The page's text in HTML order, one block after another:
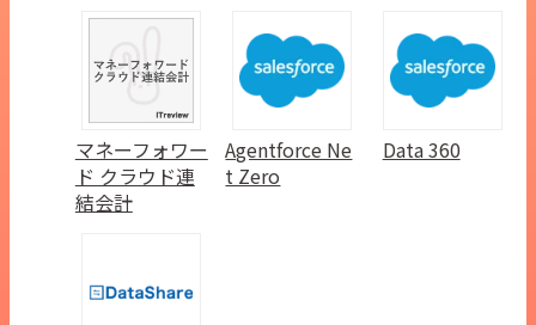
マネーフォワー
ド クラウド連
結会計
Agentforce Ne
t Zero
Data 360